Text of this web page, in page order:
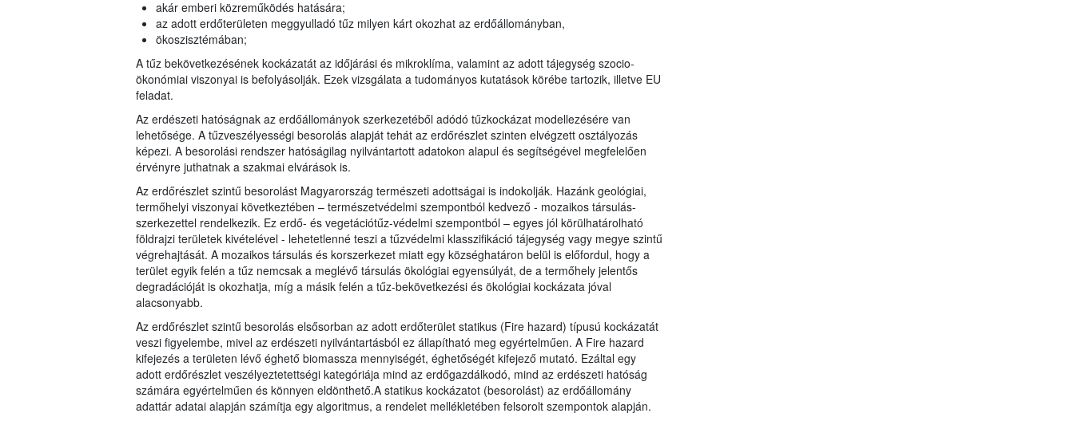
akár emberi közreműködés hatására;
az adott erdőterületen meggyulladó tűz milyen kárt okozhat az erdőállományban,
ökoszisztémában;
A tűz bekövetkezésének kockázatát az időjárási és mikroklíma, valamint az adott tájegység szocio-
ökonómiai viszonyai is befolyásolják. Ezek vizsgálata a tudományos kutatások körébe tartozik, illetve EU
feladat.
Az erdészeti hatóságnak az erdőállományok szerkezetéből adódó tűzkockázat modellezésére van
lehetősége. A tűzveszélyességi besorolás alapját tehát az erdőrészlet szinten elvégzett osztályozás
képezi. A besorolási rendszer hatóságilag nyilvántartott adatokon alapul és segítségével megfelelően
érvényre juthatnak a szakmai elvárások is.
Az erdőrészlet szintű besorolást Magyarország természeti adottságai is indokolják. Hazánk geológiai,
termőhelyi viszonyai következtében – természetvédelmi szempontból kedvező - mozaikos társulás-
szerkezettel rendelkezik. Ez erdő- és vegetációtűz-védelmi szempontból – egyes jól körülhatárolható
földrajzi területek kivételével - lehetetlenné teszi a tűzvédelmi klasszifikáció tájegység vagy megye szintű
végrehajtását. A mozaikos társulás és korszerkezet miatt egy községhatáron belül is előfordul, hogy a
terület egyik felén a tűz nemcsak a meglévő társulás ökológiai egyensúlyát, de a termőhely jelentős
degradációját is okozhatja, míg a másik felén a tűz-bekövetkezési és ökológiai kockázata jóval
alacsonyabb.
Az erdőrészlet szintű besorolás elsősorban az adott erdőterület statikus (Fire hazard) típusú kockázatát
veszi figyelembe, mivel az erdészeti nyilvántartásból ez állapítható meg egyértelműen. A Fire hazard
kifejezés a területen lévő éghető biomassza mennyiségét, éghetőségét kifejező mutató. Ezáltal egy
adott erdőrészlet veszélyeztetettségi kategóriája mind az erdőgazdálkodó, mind az erdészeti hatóság
számára egyértelműen és könnyen eldönthető.A statikus kockázatot (besorolást) az erdőállomány
adattár adatai alapján számítja egy algoritmus, a rendelet mellékletében felsorolt szempontok alapján.